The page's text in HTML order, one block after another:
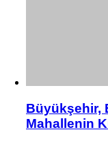
Büyükşehir,
Mahallenin